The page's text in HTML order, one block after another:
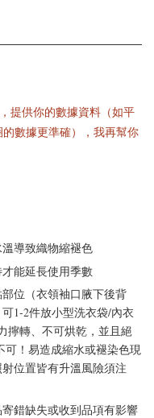
提供你的數據資料（如平
數據更準確），我再幫你
導致織物縮褪色
能延長使用季數
位（衣領袖口腋下後背
1-2件放小型洗衣袋/內衣
擰轉、不可烘乾，並且絕
！易造成縮水或褪染色現
位置皆有升溫風險須注
錯缺失或收到品項有影響